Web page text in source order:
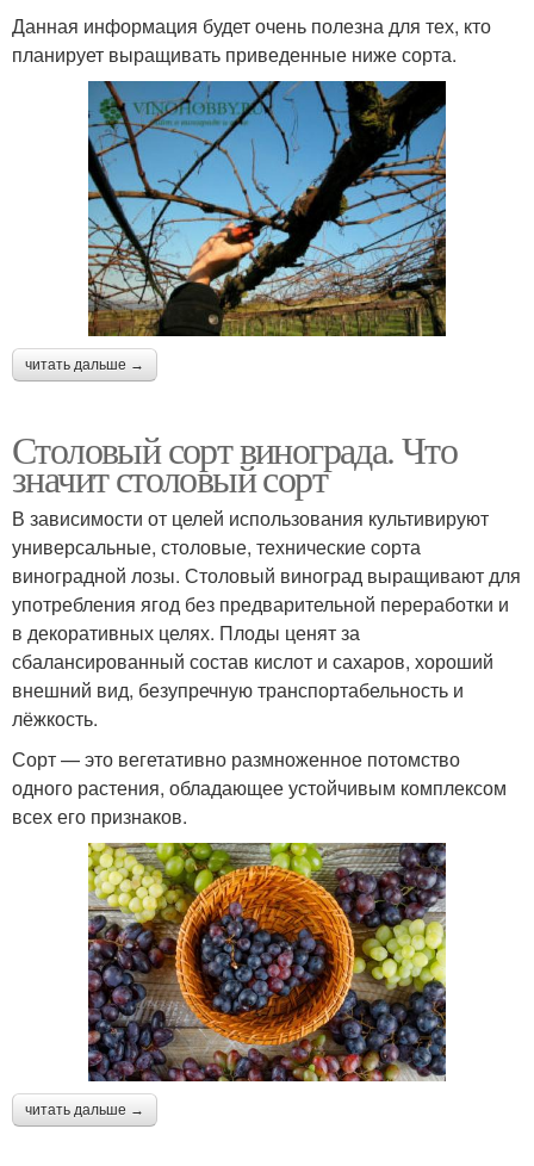
Данная информация будет очень полезна для тех, кто
планирует выращивать приведенные ниже сорта.
читать дальше →
Столовый сорт винограда. Что
значит столовый сорт
В зависимости от целей использования культивируют
универсальные, столовые, технические сорта
виноградной лозы. Столовый виноград выращивают для
употребления ягод без предварительной переработки и
в декоративных целях. Плоды ценят за
сбалансированный состав кислот и сахаров, хороший
внешний вид, безупречную транспортабельность и
лёжкость.
Сорт — это вегетативно размноженное потомство
одного растения, обладающее устойчивым комплексом
всех его признаков.
читать дальше →